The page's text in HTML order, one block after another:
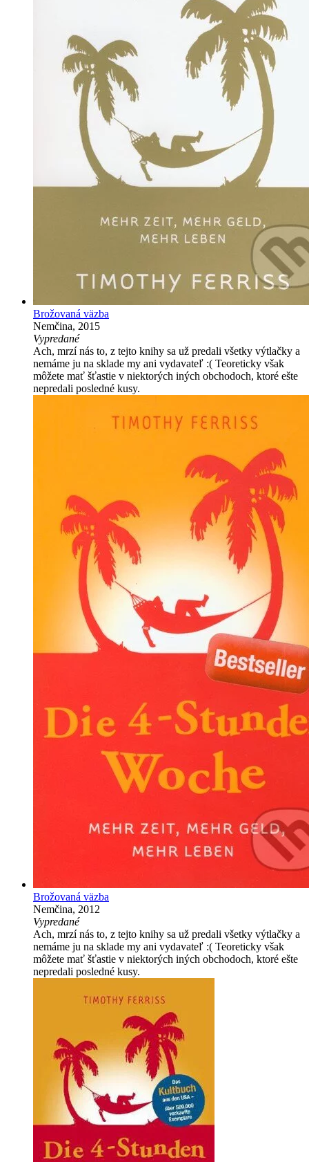
Brožovaná väzba
Nemčina, 2015
Vypredané
Ach, mrzí nás to, z tejto knihy sa už predali všetky výtlačky a
nemáme ju na sklade my ani vydavateľ :( Teoreticky však
môžete mať šťastie v niektorých iných obchodoch, ktoré ešte
nepredali posledné kusy.
Brožovaná väzba
Nemčina, 2012
Vypredané
Ach, mrzí nás to, z tejto knihy sa už predali všetky výtlačky a
nemáme ju na sklade my ani vydavateľ :( Teoreticky však
môžete mať šťastie v niektorých iných obchodoch, ktoré ešte
nepredali posledné kusy.